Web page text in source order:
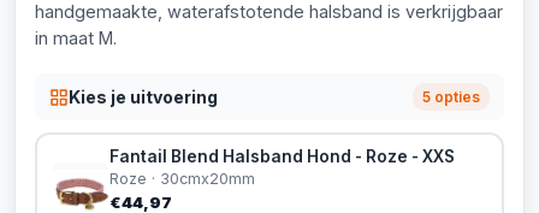
handgemaakte, waterafstotende halsband is verkrijgbaar
in maat M.
Kies je uitvoering 5 opties
Fantail Blend Halsband Hond - Roze - XXS
Roze · 30cmx20mm
€44,97